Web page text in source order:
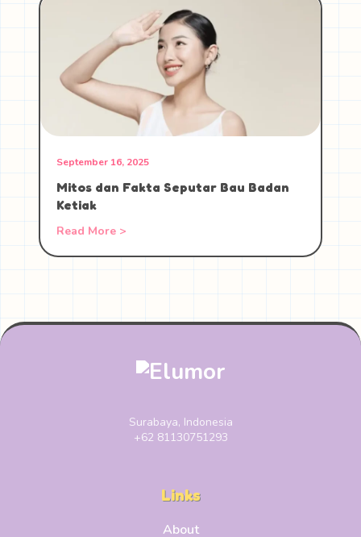
September 16, 2025
Mitos dan Fakta Seputar Bau Badan
Ketiak
Read More >
Surabaya, Indonesia
+62 81130751293
Links
About